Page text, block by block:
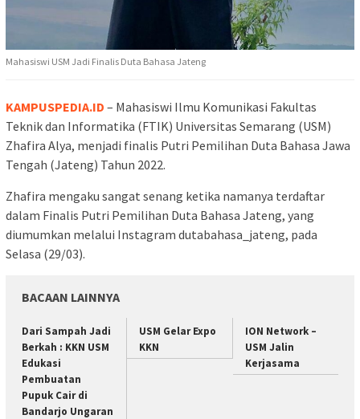
Mahasiswi USM Jadi Finalis Duta Bahasa Jateng
KAMPUSPEDIA.ID – Mahasiswi Ilmu Komunikasi Fakultas
Teknik dan Informatika (FTIK) Universitas Semarang (USM)
Zhafira Alya, menjadi finalis Putri Pemilihan Duta Bahasa Jawa
Tengah (Jateng) Tahun 2022.
Zhafira mengaku sangat senang ketika namanya terdaftar
dalam Finalis Putri Pemilihan Duta Bahasa Jateng, yang
diumumkan melalui Instagram dutabahasa_jateng, pada
Selasa (29/03).
BACAAN LAINNYA
Dari Sampah Jadi
Berkah : KKN USM
Edukasi
Pembuatan
Pupuk Cair di
Bandarjo Ungaran
USM Gelar Expo
KKN
ION Network –
USM Jalin
Kerjasama